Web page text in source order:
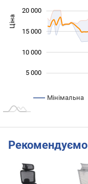
Ціна
5 000
10 000
15 000
20 000
Мінімальна
Рекомендуємо